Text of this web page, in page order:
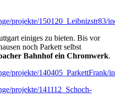
projekte/150120_Leibnizstr83/
einiges zu bieten. Bis vor
noch Parkett selbst
Bahnhof ein Chromwerk.
projekte/140405_ParkettFrank/
projekte/141112_Schoch-